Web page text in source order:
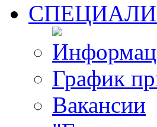
График
Вакансии